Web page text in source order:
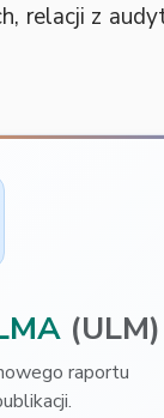
relacji z
(ULM)
raportu